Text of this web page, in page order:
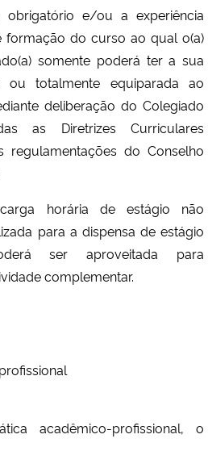
obrigatório e/ou a experiência
formação do curso ao qual o(a)
somente poderá ter a sua
ou totalmente equiparada ao
deliberação do Colegiado
as Diretrizes Curriculares
regulamentações do Conselho
horária de estágio não
para a dispensa de estágio
ser aproveitada para
complementar.
acadêmico-profissional, o